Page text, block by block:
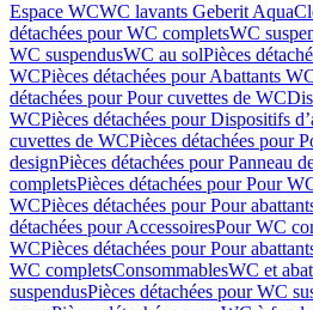
Espace WCWC lavants Geberit
détachées pour WC completsWC
WC suspendusWC au solPièces
WCPièces détachées pour Abattants
détachées pour Pour cuvettes de WC
WCPièces détachées pour Dispositifs
cuvettes de WCPièces détachées pour
designPièces détachées pour Panneau
completsPièces détachées pour Pour
WCPièces détachées pour Pour
détachées pour AccessoiresPour WC
WCPièces détachées pour Pour
WC completsConsommablesWC et
suspendusPièces détachées pour WC